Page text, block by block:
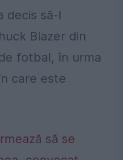
decis să-l
Blazer din
fotbal, în urma
care este